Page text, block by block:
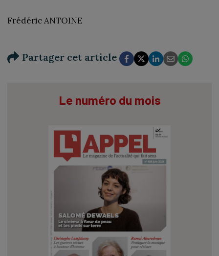
Frédéric ANTOINE
Partager cet article
Le numéro du mois